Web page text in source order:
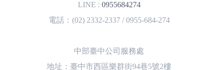
LINE : 0955684274
電話：(02) 2332-2337 / 0955-684-274
中部臺中公司服務處
地址：臺中市西區樂群街94巷5號2樓